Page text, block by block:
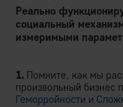
Реально
социальный
измеримыми
1. Помните, как мы
произвольный бизнес
Геморройности и